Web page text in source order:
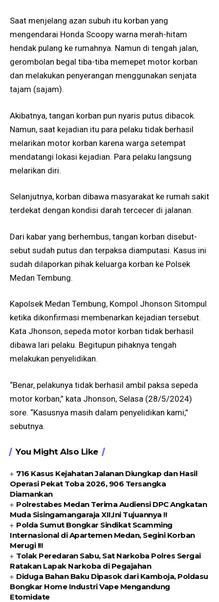
Saat menjelang azan subuh itu korban yang
mengendarai Honda Scoopy warna merah-hitam
hendak pulang ke rumahnya. Namun di tengah jalan,
gerombolan begal tiba-tiba memepet motor korban
dan melakukan penyerangan menggunakan senjata
tajam (sajam).
Akibatnya, tangan korban pun nyaris putus dibacok.
Namun, saat kejadian itu para pelaku tidak berhasil
melarikan motor korban karena warga setempat
mendatangi lokasi kejadian. Para pelaku langsung
melarikan diri.
Selanjutnya, korban dibawa masyarakat ke rumah sakit
terdekat dengan kondisi darah tercecer di jalanan.
Dari kabar yang berhembus, tangan korban disebut-
sebut sudah putus dan terpaksa diamputasi. Kasus ini
sudah dilaporkan pihak keluarga korban ke Polsek
Medan Tembung.
Kapolsek Medan Tembung, Kompol Jhonson Sitompul
ketika dikonfirmasi membenarkan kejadian tersebut.
Kata Jhonson, sepeda motor korban tidak berhasil
dibawa lari pelaku. Begitupun pihaknya tengah
melakukan penyelidikan.
“Benar, pelakunya tidak berhasil ambil paksa sepeda
motor korban,” kata Jhonson, Selasa (28/5/2024)
sore. “Kasusnya masih dalam penyelidikan kami,”
sebutnya.
You Might Also Like
716 Kasus Kejahatan Jalanan Diungkap dan Hasil
Operasi Pekat Toba 2026, 906 Tersangka
Diamankan
Polrestabes Medan Terima Audiensi DPC Angkatan
Muda Sisingamangaraja XII,Ini Tujuannya !!
Polda Sumut Bongkar Sindikat Scamming
Internasional di Apartemen Medan, Segini Korban
Merugi !!!
Tolak Peredaran Sabu, Sat Narkoba Polres Sergai
Ratakan Lapak Narkoba di Pegajahan
Diduga Bahan Baku Dipasok dari Kamboja, Poldasu
Bongkar Home Industri Vape Mengandung
Etomidate